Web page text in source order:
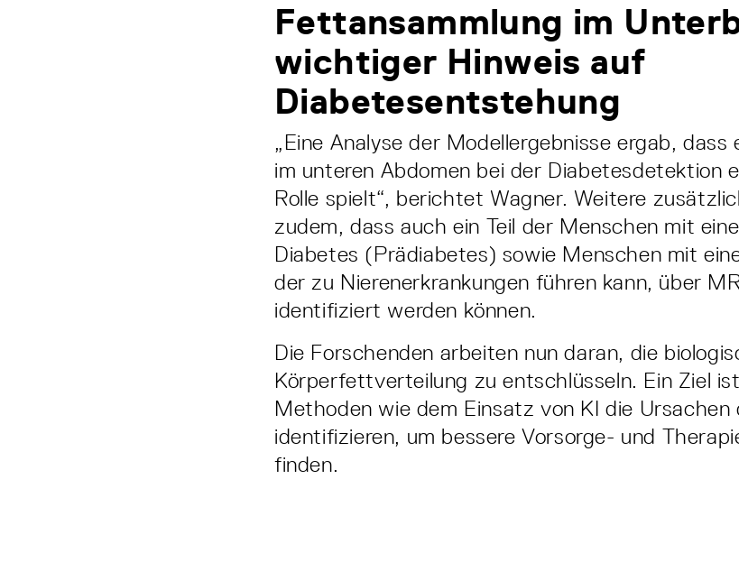
Fettansammlung im
wichtiger Hinweis auf
Diabetesentstehung
„Eine Analyse der Modellergebnisse ergab,
im unteren Abdomen bei der Diabetesdetektion
Rolle spielt“, berichtet Wagner. Weitere
zudem, dass auch ein Teil der Menschen mit
Diabetes (Prädiabetes) sowie Menschen mit
der zu Nierenerkrankungen führen kann, über
identifiziert werden können.
Die Forschenden arbeiten nun daran, die
Körperfettverteilung zu entschlüsseln. Ein Ziel
Methoden wie dem Einsatz von KI die Ursachen
identifizieren, um bessere Vorsorge- und
finden.